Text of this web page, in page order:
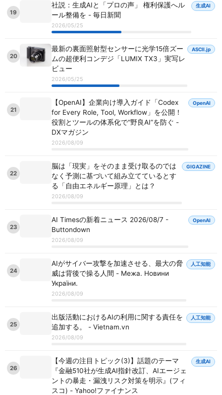
19
社説：生成AIと「プロの声」 権利保護へル
ール整備を - 毎日新聞
2026/05/25
生成AI
20
最新の裏面照射型センサーに光学15倍ズー
ムの超便利コンデジ「LUMIX TX3」実写レ
ビュー
2026/05/25
ASCII.jp
21
【OpenAI】企業向け導入ガイド「Codex
for Every Role, Tool, Workflow」を公開！
役割とツールの体系化で“野良AI”を防ぐ -
DXマガジン
2026/08/09
OpenAI
22
脳は「現実」をそのまま受け取るのでは
なく予測に基づいて組み立てているとす
る「自由エネルギー原理」とは？
2026/08/09
GIGAZINE
23
AI Timesの新着ニュース 2026/08/7 -
Buttondown
2026/08/09
OpenAI
24
AIがサイバー攻撃を加速させる、最大の脅
威は背後で操る人間 - Межа. Новини
України.
2026/08/09
人工知能
25
出版活動におけるAIの利用に関する責任を
追加する。 - Vietnam.vn
2026/08/09
人工知能
26
【今週の注目トピック(3)】話題のテーマ
『金融510社が生成AI指針改訂、AIエージェ
ントの暴走・漏洩リスク対策を明示』(フィ
スコ) - Yahoo!ファイナンス
生成AI